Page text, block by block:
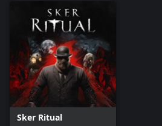
Sker Ritual